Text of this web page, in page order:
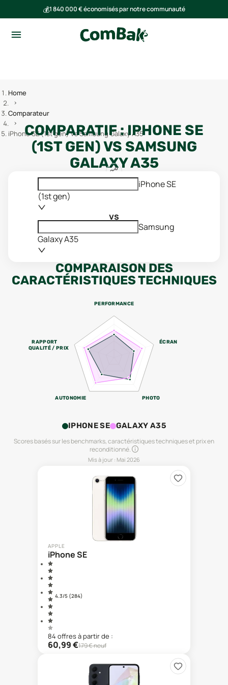
💰1 840 000 € économisés par notre communauté
Home
Comparateur
iPhone SE (1st gen) vs Samsung Galaxy A35
COMPARATIF :IPHONE SE
(1ST GEN)VS SAMSUNG
GALAXY A35
iPhone SE
(1st gen)
vs
Samsung
Galaxy A35
COMPARAISON DES
CARACTÉRISTIQUES TECHNIQUES
PERFORMANCE
ÉCRAN
PHOTO
AUTONOMIE
RAPPORT
QUALITÉ / PRIX
IPHONE SE GALAXY A35
Scores basés sur les benchmarks, caractéristiques techniques et prix en
reconditionné.
Mis à jour : Mai 2026
APPLE
iPhone SE
4.3/5 (284)
84 offresà partir de :
60,99€179€ neuf